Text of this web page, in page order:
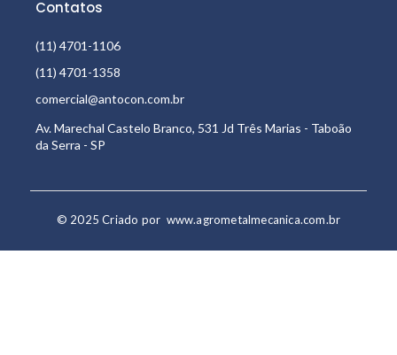
Contatos
(11) 4701-1106
(11) 4701-1358
comercial@antocon.com.br
Av. Marechal Castelo Branco, 531 Jd Três Marias - Taboão
da Serra - SP
© 2025 Criado por www.agrometalmecanica.com.br